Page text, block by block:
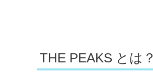
THE PEAKS とは？